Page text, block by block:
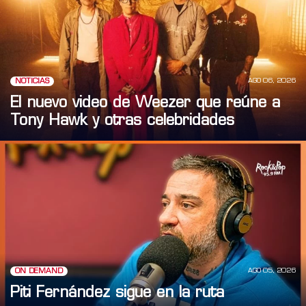
NOTICIAS AGO 06, 2026
El nuevo video de Weezer que reúne a
Tony Hawk y otras celebridades
ON DEMAND AGO 05, 2026
Piti Fernández sigue en la ruta